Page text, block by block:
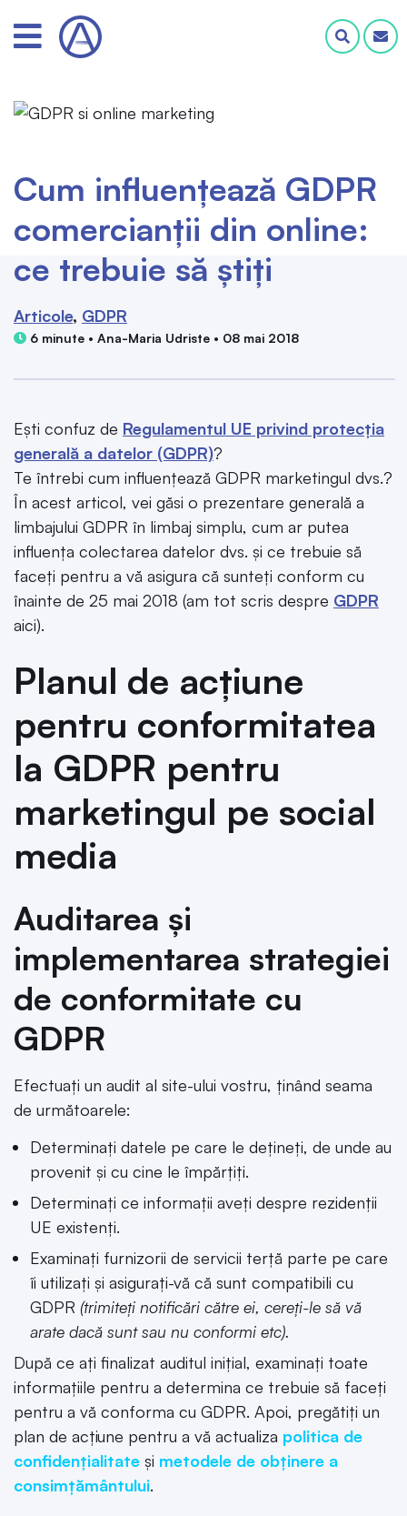
Cum influențează GDPR
comercianții din online:
ce trebuie să știți
Articole GDPR
6 minute • Ana-Maria Udriste • 08 mai 2018
Ești confuz de Regulamentul UE privind protecția
generală a datelor (GDPR)?
Te întrebi cum influențează GDPR marketingul dvs.?
În acest articol, vei găsi o prezentare generală a
limbajului GDPR în limbaj simplu, cum ar putea
influența colectarea datelor dvs. și ce trebuie să
faceți pentru a vă asigura că sunteți conform cu
înainte de 25 mai 2018 (am tot scris despre GDPR
aici).
Planul de acțiune
pentru conformitatea
la GDPR pentru
marketingul pe social
media
Auditarea și
implementarea strategiei
de conformitate cu
GDPR
Efectuați un audit al site-ului vostru, ținând seama
de următoarele:
Determinați datele pe care le dețineți, de unde au
provenit și cu cine le împărțiți.
Determinați ce informații aveți despre rezidenții
UE existenți.
Examinați furnizorii de servicii terță parte pe care
îi utilizați și asigurați-vă că sunt compatibili cu
GDPR (trimiteți notificări către ei, cereți-le să vă
arate dacă sunt sau nu conformi etc).
După ce ați finalizat auditul inițial, examinați toate
informațiile pentru a determina ce trebuie să faceți
pentru a vă conforma cu GDPR. Apoi, pregătiți un
plan de acțiune pentru a vă actualiza politica de
confidențialitate și metodele de obținere a
consimțământului.